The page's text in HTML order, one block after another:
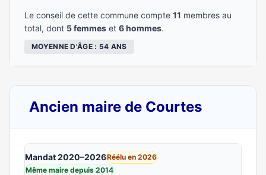
Le conseil de cette commune compte 11 membres au
total, dont 5 femmes et 6 hommes.
MOYENNE D'ÂGE : 54 ANS
Ancien maire de Courtes
Mandat 2020–2026Réélu en 2026
Même maire depuis 2014